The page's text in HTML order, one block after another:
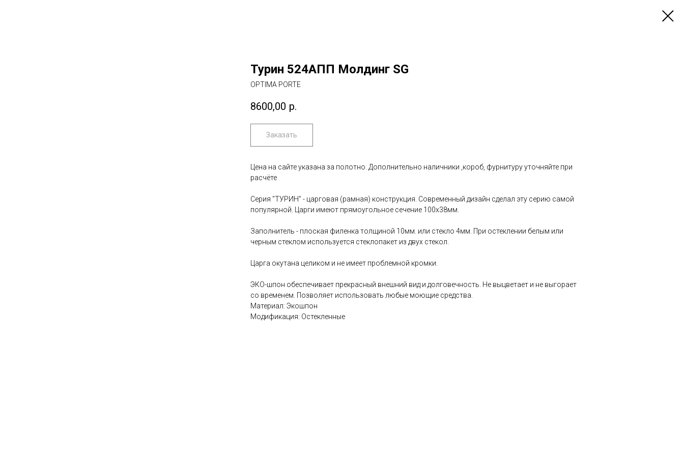
Турин 524AПП Молдинг SG
OPTIMA PORTE
8600,00 р.
Заказать
Цена на сайте указана за полотно. Дополнительно наличники ,короб, фурнитуру уточняйте при
расчёте
Серия "ТУРИН" - царговая (рамная) конструкция. Современный дизайн сделал эту серию самой
популярной. Царги имеют прямоугольное сечение 100х38мм.
Заполнитель - плоская филенка толщиной 10мм. или стекло 4мм. При остеклении белым или
черным стеклом используется стеклопакет из двух стекол.
Царга окутана целиком и не имеет проблемной кромки.
ЭКО-шпон обеспечивает прекрасный внешний вид и долговечность. Не выцветает и не выгорает
со временем. Позволяет использовать любые моющие средства.
Материал: Экошпон
Модификация: Остекленные